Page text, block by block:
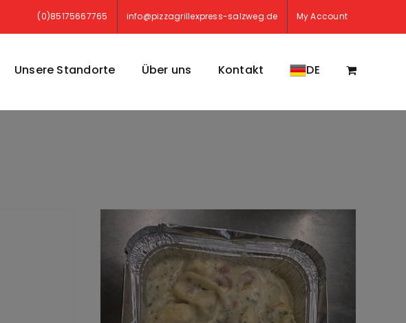
(0)85175667765 info@pizzagrillexpress-salzweg.de My Account
Unsere Standorte Über uns Kontakt DE